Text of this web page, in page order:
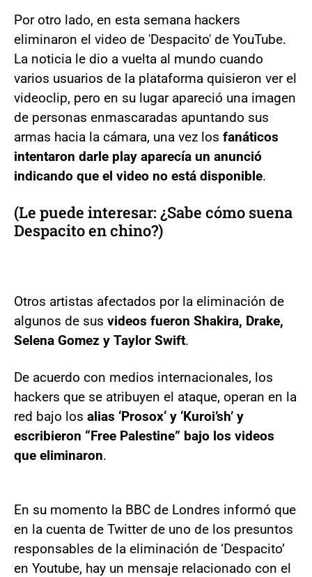
Por otro lado, en esta semana hackers
eliminaron el video de 'Despacito' de YouTube.
La noticia le dio a vuelta al mundo cuando
varios usuarios de la plataforma quisieron ver el
videoclip, pero en su lugar apareció una imagen
de personas enmascaradas apuntando sus
armas hacia la cámara, una vez los fanáticos
intentaron darle play aparecía un anunció
indicando que el video no está disponible.
(Le puede interesar: ¿Sabe cómo suena
Despacito en chino?)
Otros artistas afectados por la eliminación de
algunos de sus videos fueron Shakira, Drake,
Selena Gomez y Taylor Swift.
De acuerdo con medios internacionales, los
hackers que se atribuyen el ataque, operan en la
red bajo los alias ‘Prosox‘ y ‘Kuroi’sh’ y
escribieron “Free Palestine” bajo los videos
que eliminaron.
En su momento la BBC de Londres informó que
en la cuenta de Twitter de uno de los presuntos
responsables de la eliminación de ‘Despacito’
en Youtube, hay un mensaje relacionado con el